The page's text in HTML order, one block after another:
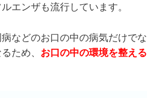
エンザも流行しています。
などのお口の中の病気だけで
ため、 お口の中の環境を整え